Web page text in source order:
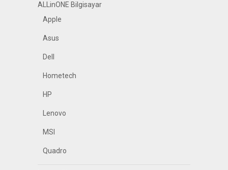
ALLinONE Bilgisayar
Apple
Asus
Dell
Hometech
HP
Lenovo
MSI
Quadro